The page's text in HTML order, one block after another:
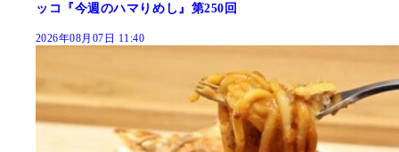
ッコ『今週のハマりめし』第250回
2026年08月07日 11:40